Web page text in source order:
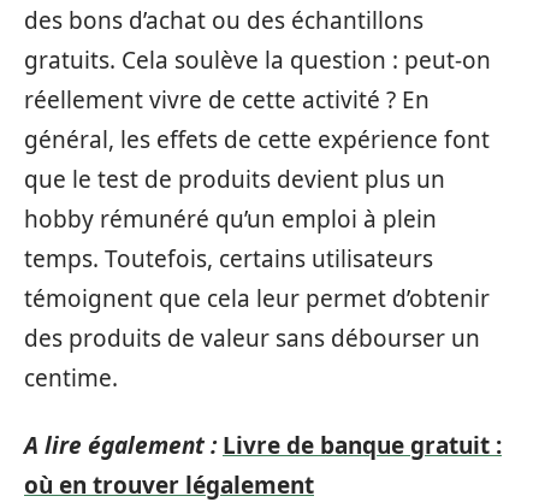
des bons d’achat ou des échantillons
gratuits. Cela soulève la question : peut-on
réellement vivre de cette activité ? En
général, les effets de cette expérience font
que le test de produits devient plus un
hobby rémunéré qu’un emploi à plein
temps. Toutefois, certains utilisateurs
témoignent que cela leur permet d’obtenir
des produits de valeur sans débourser un
centime.
A lire également : Livre de banque gratuit :
où en trouver légalement